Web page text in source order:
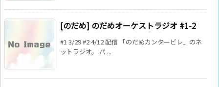
[のだめ] のだめオーケストラジオ #1-2
#1 3/29 #2 4/12 配信 「のだめカンタービレ」のネ
ットラジオ。 パ ...